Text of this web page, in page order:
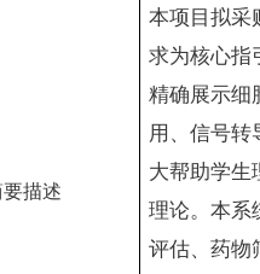
描述
本项目拟采
求为核心指
精确展示细
用、信号转
大帮助学生
理论。本系
评估、药物